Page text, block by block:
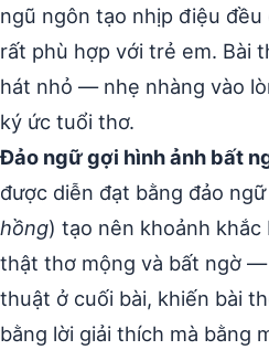
ngũ ngôn tạo nhịp điệu
rất phù hợp với trẻ em. Bài
hát nhỏ — nhẹ nhàng vào
ký ức tuổi thơ.
Đảo ngữ gợi hình ảnh bất
được diễn đạt bằng đảo ngữ
hồng) tạo nên khoảnh
thật thơ mộng và bất ngờ —
thuật ở cuối bài, khiến bài
bằng lời giải thích mà bằng